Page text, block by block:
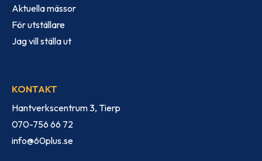
Aktuella mässor
För utställare
Jag vill ställa ut
KONTAKT
Hantverkscentrum 3, Tierp
070-756 66 72
info@60plus.se